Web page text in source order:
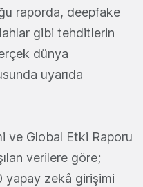
raporda, deepfake
gibi tehditlerin
dünya
uyarıda
ve Global Etki Raporu
verilere göre;
yapay zekâ girişimi